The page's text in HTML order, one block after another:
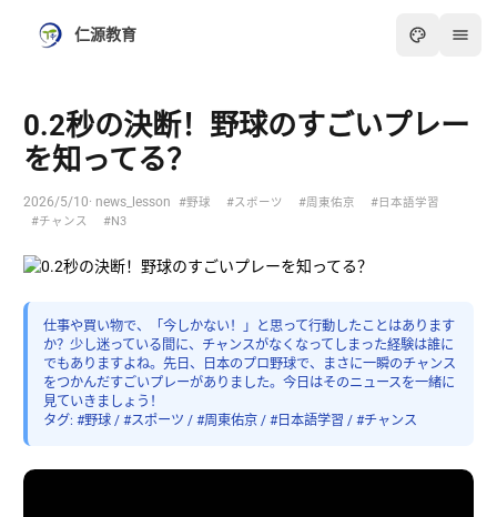
仁源教育
0.2秒の決断！野球のすごいプレー
を知ってる？
2026/5/10· news_lesson #野球 #スポーツ #周東佑京
#日本語学習
#チャンス
#N3
仕事や買い物で、「今しかない！」と思って行動したことはあります
か？少し迷っている間に、チャンスがなくなってしまった経験は誰に
でもありますよね。先日、日本のプロ野球で、まさに一瞬のチャンス
をつかんだすごいプレーがありました。今日はそのニュースを一緒に
見ていきましょう！
タグ: #野球 / #スポーツ / #周東佑京 / #日本語学習 / #チャンス